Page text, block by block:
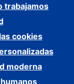
trabajamos
cookies
moderna